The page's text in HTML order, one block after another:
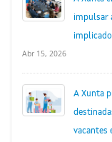
impulsar
Abr 15, 2026
A Xunta
vacantes